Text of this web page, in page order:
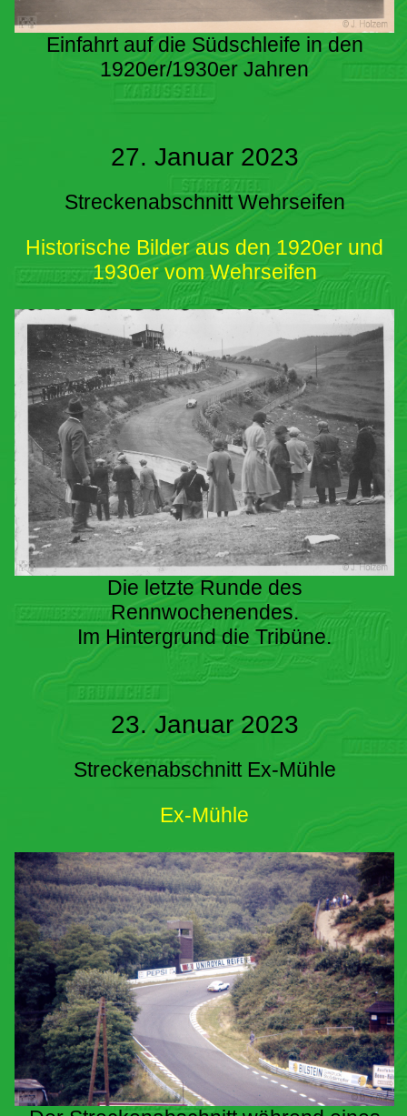
Einfahrt auf die Südschleife in den
1920er/1930er Jahren
27. Januar 2023
Streckenabschnitt Wehrseifen
Historische Bilder aus den 1920er und
1930er vom Wehrseifen
Die letzte Runde des
Rennwochenendes.
Im Hintergrund die Tribüne.
23. Januar 2023
Streckenabschnitt Ex-Mühle
Ex-Mühle